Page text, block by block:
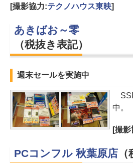
[撮影協力:テクノハウス東映]
あきばお～零
（税抜き表記）
週末セールを実施中
中。
[撮
PCコンフル 秋葉原店（